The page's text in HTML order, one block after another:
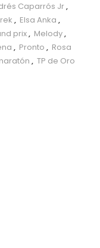
Caparrós Jr,
, Elsa Anka ,
prix, Melody,
, Pronto , Rosa
, TP de Oro